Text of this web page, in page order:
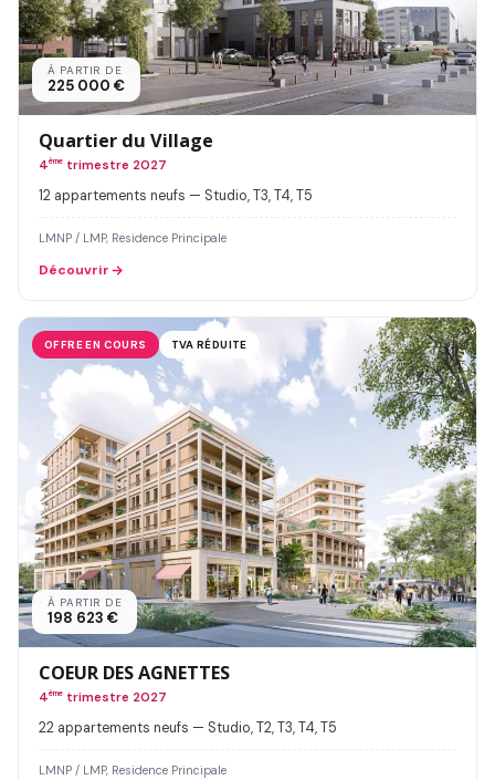
À PARTIR DE
225 000 €
Quartier du Village
4ème trimestre 2027
12 appartements neufs — Studio, T3, T4, T5
LMNP / LMP, Residence Principale
Découvrir
OFFRE EN COURS TVA RÉDUITE
À PARTIR DE
198 623 €
COEUR DES AGNETTES
4ème trimestre 2027
22 appartements neufs — Studio, T2, T3, T4, T5
LMNP / LMP, Residence Principale